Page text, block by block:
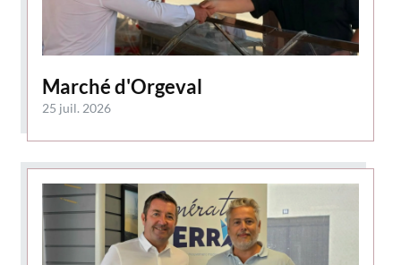
Marché d'Orgeval
25 juil. 2026